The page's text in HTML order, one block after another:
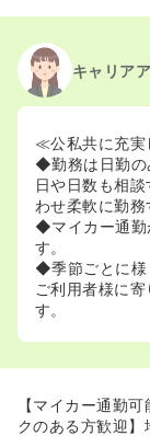
キャリア
≪公私共に充実
◆勤務は日勤の
日や日数も相
わせ柔軟に勤務
◆マイカー通勤
す。
◆季節ごとに様
ご利用者様に
す。
【マイカー通勤
クのある方歓迎